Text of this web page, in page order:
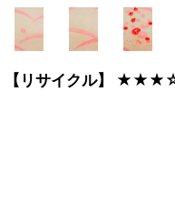
】【リサイクル】